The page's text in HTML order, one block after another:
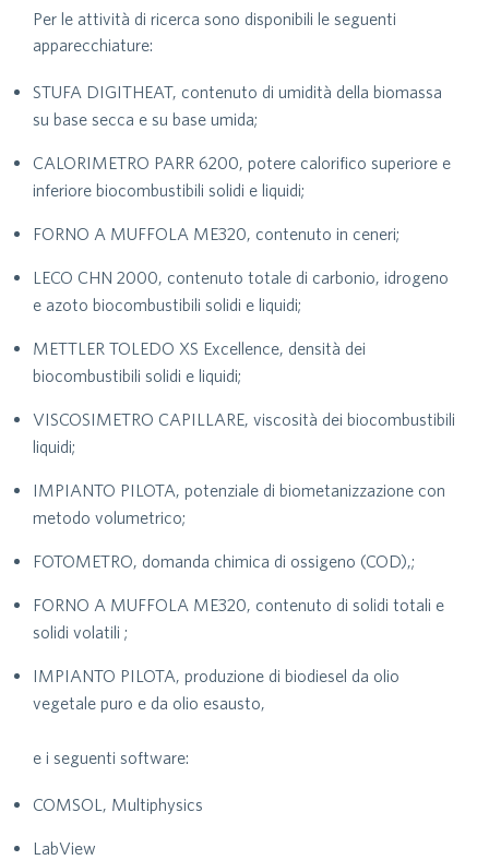
Per le attività di ricerca sono disponibili le seguenti
apparecchiature:
STUFA DIGITHEAT, contenuto di umidità della biomassa
su base secca e su base umida;
CALORIMETRO PARR 6200, potere calorifico superiore e
inferiore biocombustibili solidi e liquidi;
FORNO A MUFFOLA ME320, contenuto in ceneri;
LECO CHN 2000, contenuto totale di carbonio, idrogeno
e azoto biocombustibili solidi e liquidi;
METTLER TOLEDO XS Excellence, densità dei
biocombustibili solidi e liquidi;
VISCOSIMETRO CAPILLARE, viscosità dei biocombustibili
liquidi;
IMPIANTO PILOTA, potenziale di biometanizzazione con
metodo volumetrico;
FOTOMETRO, domanda chimica di ossigeno (COD),;
FORNO A MUFFOLA ME320, contenuto di solidi totali e
solidi volatili ;
IMPIANTO PILOTA, produzione di biodiesel da olio
vegetale puro e da olio esausto,
e i seguenti software:
COMSOL, Multiphysics
LabView